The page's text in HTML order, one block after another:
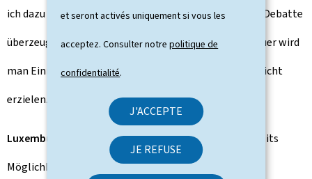
et seront activés uniquement si vous les
acceptez. Consulter notrepolitique de
confidentialité.
J'ACCEPTE
JE REFUSE
ich dazu weder im Parlament noch in der öffentlichen Debatte
überzeugende Vorschläge gehört. Mit einer Zuckersteuer wird
man Einnahmen in dieser Größenordnung jedenfalls nicht
erzielen.
Luxemburger Wort:
Wo sehen Sie angesichts des Defizits
Möglichkeiten zu sparen?